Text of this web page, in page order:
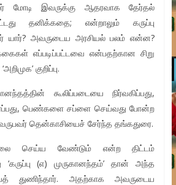
மோடி இவருக்கு ஆதரவாக தேர்தல்
தனிக்கதை; என்றாலும் கருப்பு
யார்? அவருடைய அரசியல் பலம் என்ன?
எப்படிப்பட்டவை என்பதற்கான சிறு
குறிப்பு.
கூலிப்படையை நிர்வகிப்பது,
பெண்களை சப்ளை செய்வது போன்ற
தென்காசியைச் சேர்ந்த தங்கதுரை.
செய்ய வேண்டும் என்ற திட்டம்
‘கருப்பு (எ) முருகானந்தம்’ தான் அந்த
துணிந்தார். அதற்காக அவருடைய